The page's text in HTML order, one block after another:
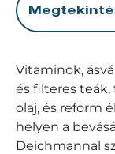
Vitaminok,
és filteres
olaj, és reform
helyen a
Deichmannal